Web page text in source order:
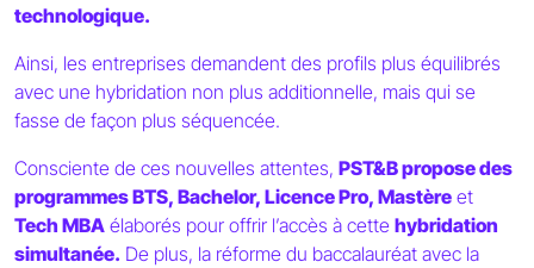
technologique.
Ainsi, les entreprises demandent des profils plus équilibrés
avec une hybridation non plus additionnelle, mais qui se
fasse de façon plus séquencée.
Consciente de ces nouvelles attentes, PST&B propose des
programmes BTS, Bachelor, Licence Pro, Mastère et
Tech MBA élaborés pour offrir l’accès à cette hybridation
simultanée. De plus, la réforme du baccalauréat avec la